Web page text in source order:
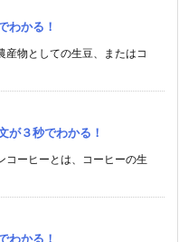
わかる！
産物としての生豆、またはコ
が３秒でわかる！
コーヒーとは、コーヒーの生
わかる！